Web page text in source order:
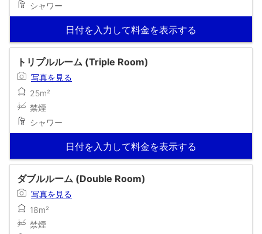
シャワー
日付を入力して料金を表示する
トリプルルーム (Triple Room)
写真を見る
25m²
禁煙
シャワー
日付を入力して料金を表示する
ダブルルーム (Double Room)
写真を見る
18m²
禁煙